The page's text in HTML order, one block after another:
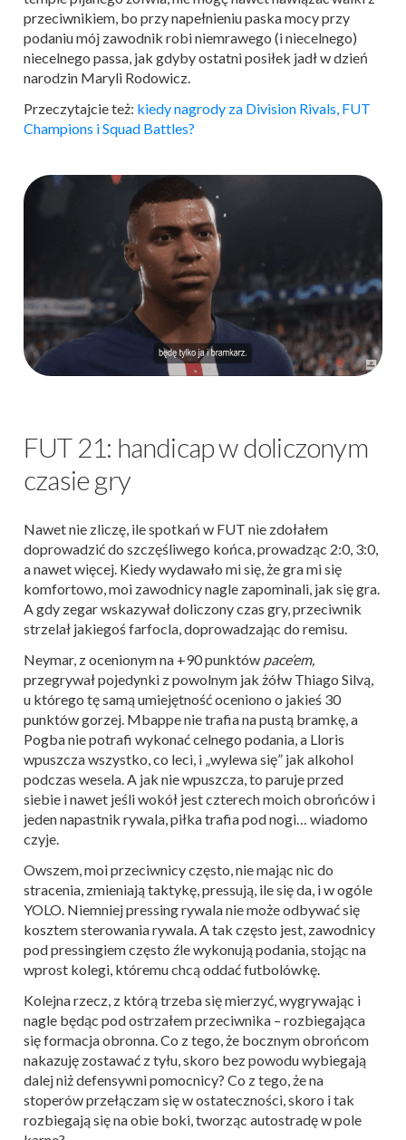
przeciwnikiem, bo przy napełnieniu paska mocy przy
podaniu mój zawodnik robi niemrawego (i niecelnego)
niecelnego passa, jak gdyby ostatni posiłek jadł w dzień
narodzin Maryli Rodowicz.
Przeczytajcie też: kiedy nagrody za Division Rivals, FUT
Champions i Squad Battles?
FUT 21: handicap w doliczonym
czasie gry
Nawet nie zliczę, ile spotkań w FUT nie zdołałem
doprowadzić do szczęśliwego końca, prowadząc 2:0, 3:0,
a nawet więcej. Kiedy wydawało mi się, że gra mi się
komfortowo, moi zawodnicy nagle zapominali, jak się gra.
A gdy zegar wskazywał doliczony czas gry, przeciwnik
strzelał jakiegoś farfocla, doprowadzając do remisu.
Neymar, z ocenionym na +90 punktów pace’em,
przegrywał pojedynki z powolnym jak żółw Thiago Silvą,
u którego tę samą umiejętność oceniono o jakieś 30
punktów gorzej. Mbappe nie trafia na pustą bramkę, a
Pogba nie potrafi wykonać celnego podania, a Lloris
wpuszcza wszystko, co leci, i „wylewa się” jak alkohol
podczas wesela. A jak nie wpuszcza, to paruje przed
siebie i nawet jeśli wokół jest czterech moich obrońców i
jeden napastnik rywala, piłka trafia pod nogi… wiadomo
czyje.
Owszem, moi przeciwnicy często, nie mając nic do
stracenia, zmieniają taktykę, pressują, ile się da, i w ogóle
YOLO. Niemniej pressing rywala nie może odbywać się
kosztem sterowania rywala. A tak często jest, zawodnicy
pod pressingiem często źle wykonują podania, stojąc na
wprost kolegi, któremu chcą oddać futbolówkę.
Kolejna rzecz, z którą trzeba się mierzyć, wygrywając i
nagle będąc pod ostrzałem przeciwnika – rozbiegająca
się formacja obronna. Co z tego, że bocznym obrońcom
nakazuję zostawać z tyłu, skoro bez powodu wybiegają
dalej niż defensywni pomocnicy? Co z tego, że na
stoperów przełączam się w ostateczności, skoro i tak
rozbiegają się na obie boki, tworząc autostradę w pole